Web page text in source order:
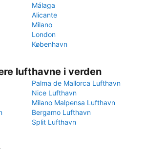
Málaga
Alicante
Milano
London
København
lufthavne i verden
Palma de Mallorca Lufthavn
Nice Lufthavn
Milano Malpensa Lufthavn
Bergamo Lufthavn
Split Lufthavn